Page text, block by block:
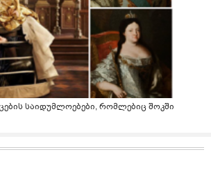
საიდუმლოებები, რომლებიც შოკში